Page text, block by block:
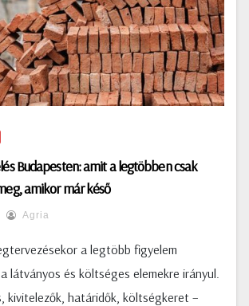
Budapesten: amit a legtöbben csak
amikor már késő
Agria
a legtöbb figyelem
látványos és költséges elemekre irányul.
kivitelezők, határidők, költségkeret –